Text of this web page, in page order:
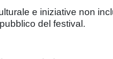
e iniziative non
del festival.